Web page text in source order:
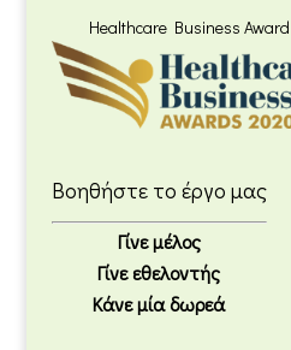
Healthcare Business Award
Βοηθήστε το έργο μας
Γίνε μέλος
Γίνε εθελοντής
Κάνε μία δωρεά